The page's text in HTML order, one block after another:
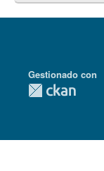
Detalles Técnicos
Gestionado con